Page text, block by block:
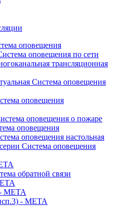
оповещения
оповещения по сети
трансляционная
Система оповещения
оповещения
оповещения о пожаре
оповещения
оповещения настольная
Система оповещения
обратной связи
- МЕТА
- МЕТА